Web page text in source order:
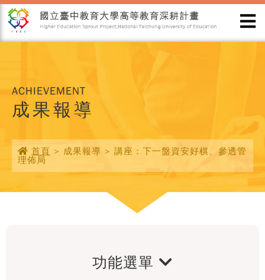
ACHIEVEMENT
成果報導
首頁 > 成果報導 > 講座：下一盤資安好棋、參透管
理佈局
功能選單